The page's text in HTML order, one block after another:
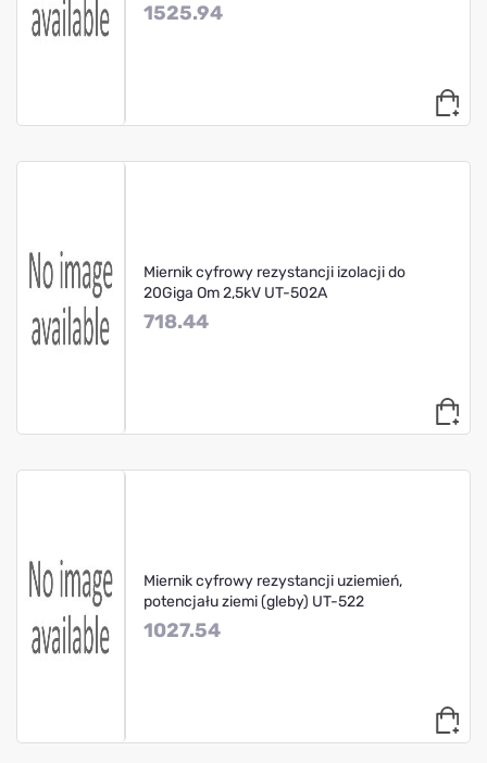
1525.94
Miernik cyfrowy rezystancji izolacji do
20Giga Om 2,5kV UT-502A
718.44
Miernik cyfrowy rezystancji uziemień,
potencjału ziemi (gleby) UT-522
1027.54